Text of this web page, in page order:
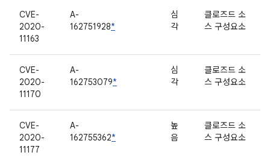
CVE-
2020-
11163
A-
162751928*
심
각
클로즈드 소
스 구성요소
CVE-
2020-
11170
A-
162753079*
심
각
클로즈드 소
스 구성요소
CVE-
2020-
11177
A-
162755362*
높
음
클로즈드 소
스 구성요소